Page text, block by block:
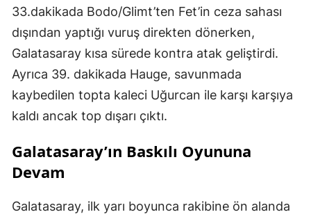
33.dakikada Bodo/Glimt’ten Fet’in ceza sahası
dışından yaptığı vuruş direkten dönerken,
Galatasaray kısa sürede kontra atak geliştirdi.
Ayrıca 39. dakikada Hauge, savunmada
kaybedilen topta kaleci Uğurcan ile karşı karşıya
kaldı ancak top dışarı çıktı.
Galatasaray’ın Baskılı Oyununa
Devam
Galatasaray, ilk yarı boyunca rakibine ön alanda